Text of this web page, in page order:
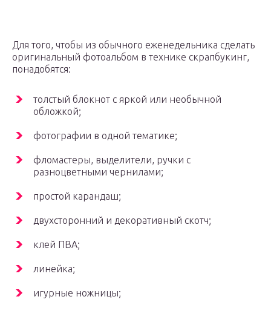
Для того, чтобы из обычного еженедельника сделать
оригинальный фотоальбом в технике скрапбукинг,
понадобятся:
толстый блокнот с яркой или необычной
обложкой;
фотографии в одной тематике;
фломастеры, выделители, ручки с
разноцветными чернилами;
простой карандаш;
двухсторонний и декоративный скотч;
клей ПВА;
линейка;
игурные ножницы;